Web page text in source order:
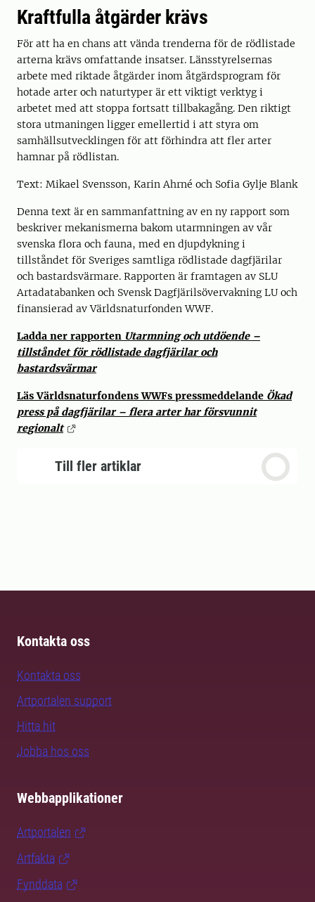
Kraftfulla åtgärder krävs
För att ha en chans att vända trenderna för de rödlistade
arterna krävs omfattande insatser. Länsstyrelsernas
arbete med riktade åtgärder inom åtgärdsprogram för
hotade arter och naturtyper är ett viktigt verktyg i
arbetet med att stoppa fortsatt tillbakagång. Den riktigt
stora utmaningen ligger emellertid i att styra om
samhällsutvecklingen för att förhindra att fler arter
hamnar på rödlistan.
Text: Mikael Svensson, Karin Ahrné och Sofia Gylje Blank
Denna text är en sammanfattning av en ny rapport som
beskriver mekanismerna bakom utarmningen av vår
svenska flora och fauna, med en djupdykning i
tillståndet för Sveriges samtliga rödlistade dagfjärilar
och bastardsvärmare. Rapporten är framtagen av SLU
Artadatabanken och Svensk Dagfjärilsövervakning LU och
finansierad av Världsnaturfonden WWF.
Ladda ner rapporten Utarmning och utdöende –
tillståndet för rödlistade dagfjärilar och
bastardsvärmar
Läs Världsnaturfondens WWFs pressmeddelande Ökad
press på dagfjärilar – flera arter har försvunnit
regionalt
Till fler artiklar
Kontakta oss
Kontakta oss
Artportalen support
Hitta hit
Jobba hos oss
Webbapplikationer
Artportalen
Artfakta
Fynddata